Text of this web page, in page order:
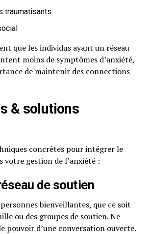
traumatisants
que les individus ayant un réseau
moins de symptômes d’anxiété,
de maintenir des connections
& solutions
concrètes pour intégrer le
votre gestion de l’anxiété :
de soutien
bienveillantes, que ce soit
ou des groupes de soutien. Ne
pouvoir d’une conversation ouverte.